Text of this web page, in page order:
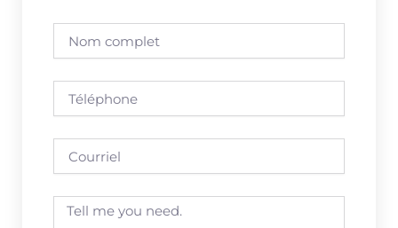
complet
Message